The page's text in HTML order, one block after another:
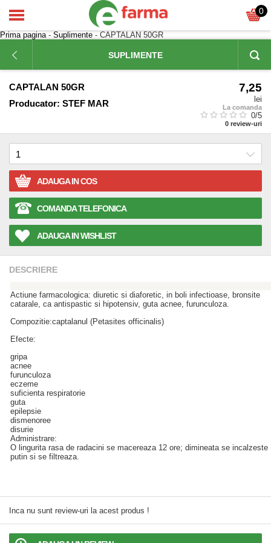
0
Prima pagina- Suplimente - CAPTALAN 50GR
SUPLIMENTE
CAPTALAN 50GR
Producator: STEF MAR
7,25
lei
La comanda
0/5
0 review-uri
ADAUGA IN COS
COMANDA TELEFONICA
ADAUGA IN WISHLIST
DESCRIERE
Actiune farmacologica: diuretic si diaforetic, in boli infectioase, bronsite
catarale, ca antispastic si hipotensiv, guta acnee, furunculoza.
Compozitie:captalanul (Petasites officinalis)
Efecte:
gripa
acnee
furunculoza
eczeme
suficienta respiratorie
guta
epilepsie
dismenoree
disurie
Administrare:
O lingurita rasa de radacini se macereaza 12 ore; dimineata se incalzeste
putin si se filtreaza.
Inca nu sunt review-uri la acest produs !